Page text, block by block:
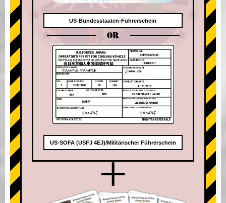
US-Bundesstaaten-Führerschein
OR
US-SOFA (USFJ 4EJ)/Militärischer Führerschein
+